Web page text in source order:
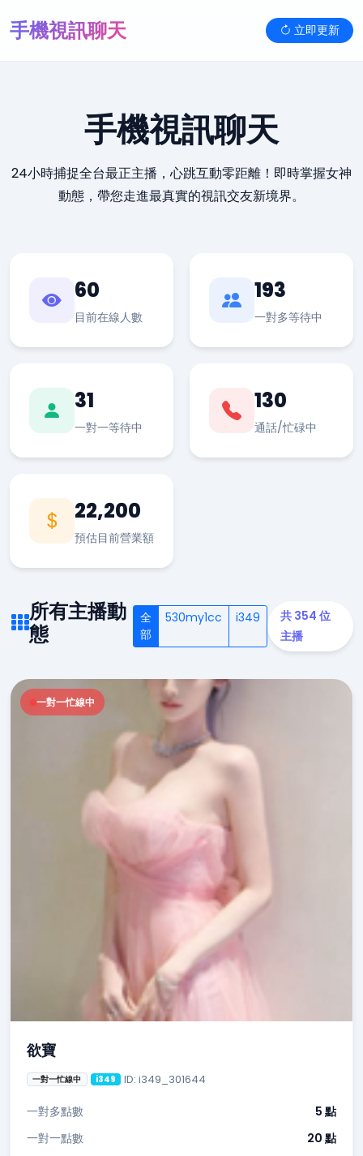
手機視訊聊天 立即更新
手機視訊聊天
24小時捕捉全台最正主播，心跳互動零距離！即時掌握女神
動態，帶您走進最真實的視訊交友新境界。
60
目前在線人數
193
一對多等待中
31
一對一等待中
130
通話/忙碌中
22,200
預估目前營業額
所有主播動
態
全
部
530my1cc i349
共 354 位
主播
一對一忙線中
欲寶
一對一忙線中 i349 ID: i349_301644
一對多點數
5 點
一對一點數
20 點